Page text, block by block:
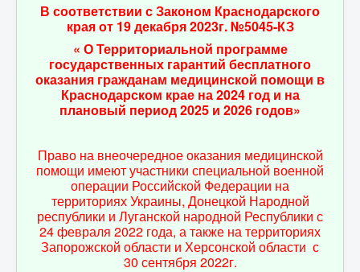
В соответствии с Законом Краснодарского
края от 19 декабря 2023г. №5045-КЗ
« О Территориальной программе
государственных гарантий бесплатного
оказания гражданам медицинской помощи в
Краснодарском крае на 2024 год и на
плановый период 2025 и 2026 годов»
Право на внеочередное оказания медицинской
помощи имеют участники специальной военной
операции Российской Федерации на
территориях Украины, Донецкой Народной
республики и Луганской народной Республики с
24 февраля 2022 года, а также на территориях
Запорожской области и Херсонской области с
30 сентября 2022г.